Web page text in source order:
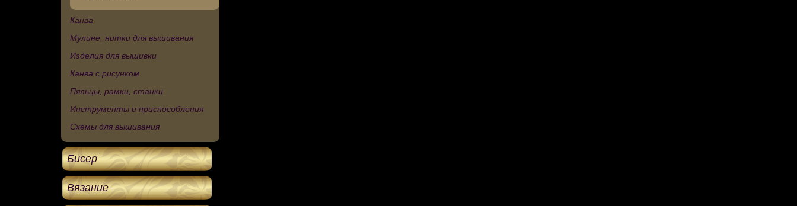
Канва
Мулине, нитки для вышивания
Изделия для вышивки
Канва с рисунком
Пяльцы, рамки, станки
Инструменты и приспособления
Схемы для вышивания
Бисер
Вязание